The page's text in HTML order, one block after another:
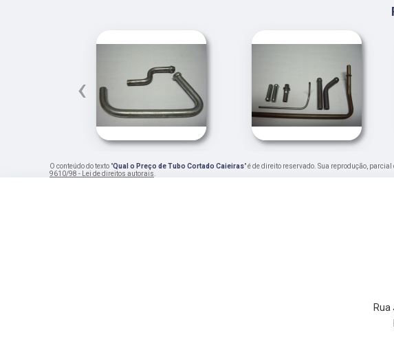
‹
O conteúdo do texto "Qual o Preço de Tubo Cortado Caieiras" é de direito reservado. Sua reprodução,
9610/98 - Lei de direitos autorais.
Rua